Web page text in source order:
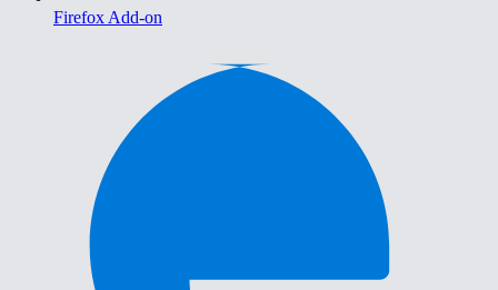
Firefox Add-on